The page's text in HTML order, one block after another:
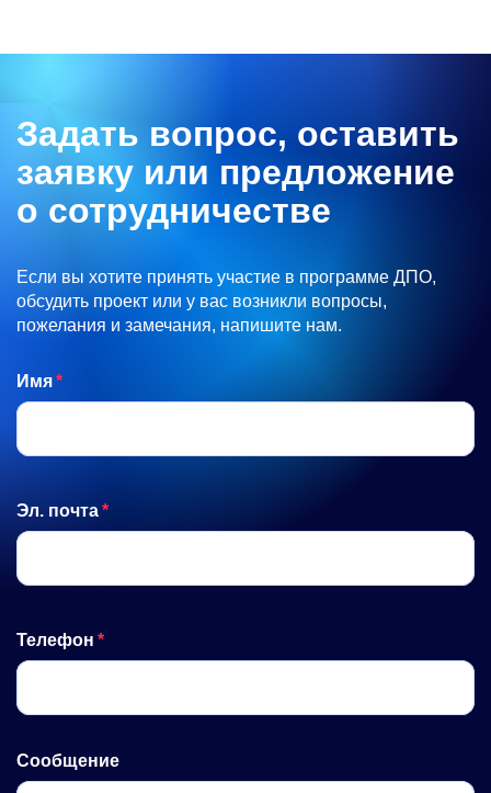
Задать вопрос, оставить
заявку или предложение
о сотрудничестве
Если вы хотите принять участие в программе ДПО,
обсудить проект или у вас возникли вопросы,
пожелания и замечания, напишите нам.
Имя
Эл. почта
Телефон
Сообщение